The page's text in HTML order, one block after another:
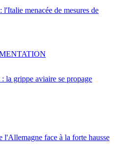
menacée de mesures de
la grippe aviaire se propage
l'Allemagne face à la forte hausse